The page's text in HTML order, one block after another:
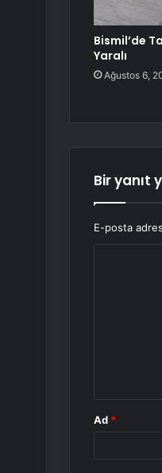
Bismil’de
Yaralı
Ağustos 6,
Bir yanıt
E-posta
Ad *